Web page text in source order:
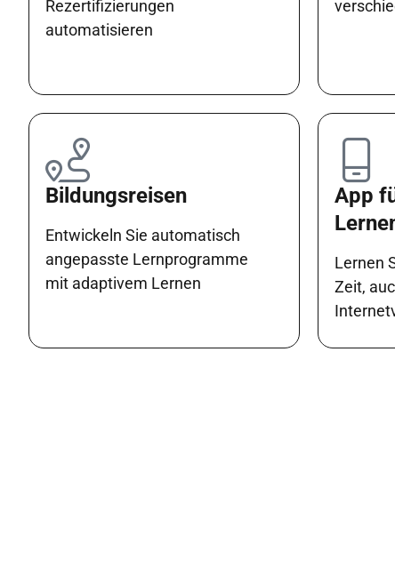
Rezertifizierungen
automatisieren
Bildungsreisen
Entwickeln Sie automatisch
angepasste Lernprogramme
mit adaptivem Lernen
App
Lernen
Zeit,